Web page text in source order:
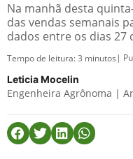
Na manhã desta
das vendas semanais
dados entre os dias 27
Tempo de leitura:3 minutos |
Leticia Mocelin
Engenheira Agrônoma |